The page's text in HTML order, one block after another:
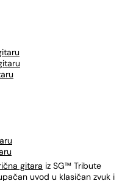
gitara iz SG™ Tribute
uvod u klasičan zvuk i